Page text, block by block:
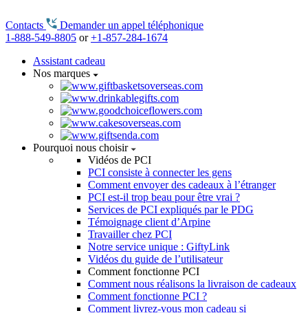
Contacts
Demander un appel téléphonique
1-888-549-8805 or+1-857-284-1674
Assistant cadeau
Nos marques
Pourquoi nous choisir
Vidéos de PCI
PCI consiste à connecter les gens
Comment envoyer des cadeaux à l’étranger
PCI est-il trop beau pour être vrai ?
Services de PCI expliqués par le PDG
Témoignage client d’Arpine
Travailler chez PCI
Notre service unique : GiftyLink
Vidéos du guide de l’utilisateur
Comment fonctionne PCI
Comment nous réalisons la livraison de cadeaux
Comment fonctionne PCI ?
Comment livrez-vous mon cadeau si